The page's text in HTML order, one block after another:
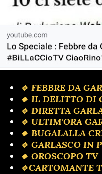
🔹 FEBBRE DA
🔹 IL DELITTO DI
🔹️ DIRETTA
🔹 ULTIM'ORA
🔹️ BUGALALLA
🔹️ GARLASCO IN
🔹️ OROSCOPO TV
🔹️CARTOMANTE